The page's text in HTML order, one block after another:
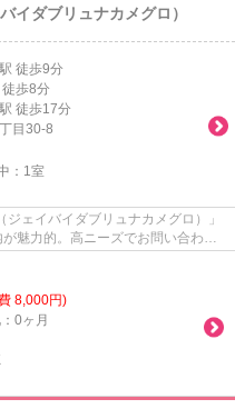
イダブリュナカメグロ）
駅 徒歩9分
徒歩8分
駅 徒歩17分
目30-8
： 1室
ェイバイダブリュナカメグロ）」
魅力的。高ニーズでお問い合わせ
8,000円)
0ヶ月